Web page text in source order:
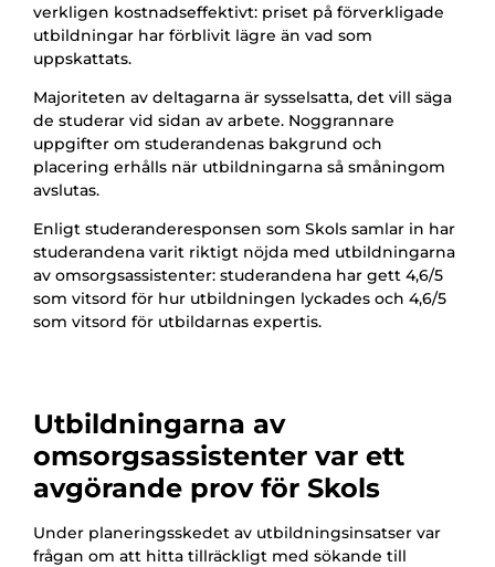
verkligen kostnadseffektivt: priset på förverkligade
utbildningar har förblivit lägre än vad som
uppskattats.
Majoriteten av deltagarna är sysselsatta, det vill säga
de studerar vid sidan av arbete. Noggrannare
uppgifter om studerandenas bakgrund och
placering erhålls när utbildningarna så småningom
avslutas.
Enligt studeranderesponsen som Skols samlar in har
studerandena varit riktigt nöjda med utbildningarna
av omsorgsassistenter: studerandena har gett 4,6/5
som vitsord för hur utbildningen lyckades och 4,6/5
som vitsord för utbildarnas expertis.
Utbildningarna av
omsorgsassistenter var ett
avgörande prov för Skols
Under planeringsskedet av utbildningsinsatser var
frågan om att hitta tillräckligt med sökande till